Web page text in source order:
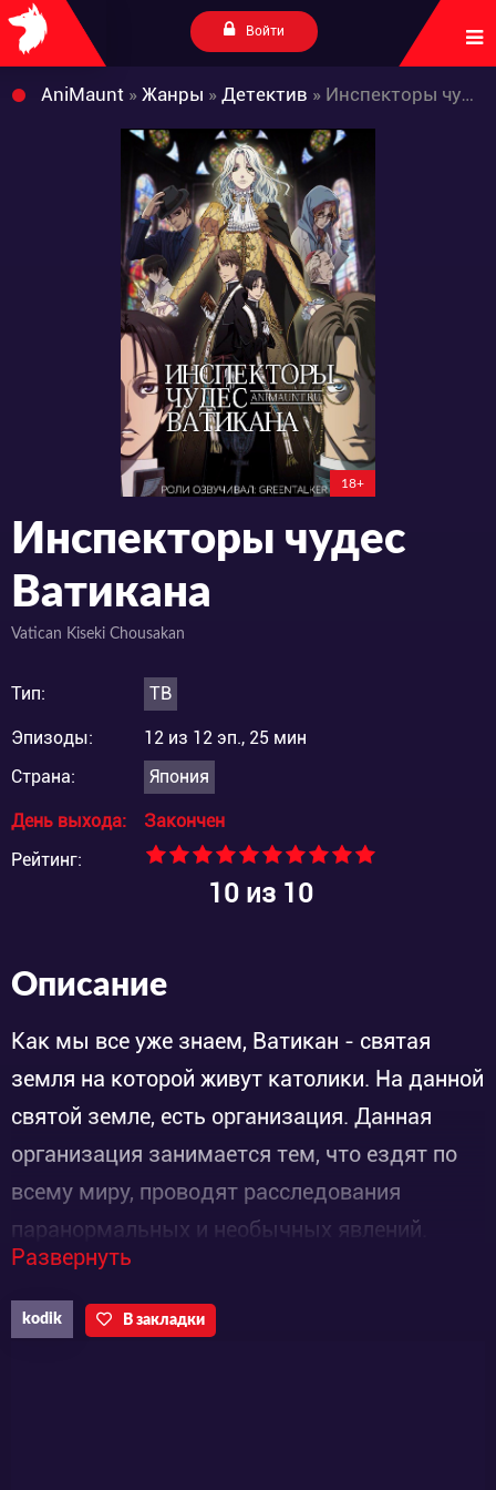
Войти
AniMaunt » Жанры » Детектив » Инспекторы чудес Ватикана
18+
Инспекторы чудес
Ватикана
Vatican Kiseki Chousakan
Тип: ТВ
Эпизоды:
12 из 12 эп., 25 мин
Страна:
Япония
День выхода:
Закончен
Рейтинг:
10из 10
Описание
Как мы все уже знаем, Ватикан - святая
земля на которой живут католики. На данной
святой земле, есть организация. Данная
организация занимается тем, что ездят по
всему миру, проводят расследования
паранормальных и необычных явлений.
Данными расследованиями занимаются
священники. В данном аниме, нам расскажут
о двух священниках которые в свою
Развернуть
kodik В закладки